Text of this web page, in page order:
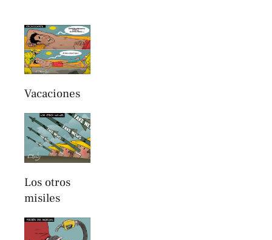
Vacaciones
Los otros
misiles